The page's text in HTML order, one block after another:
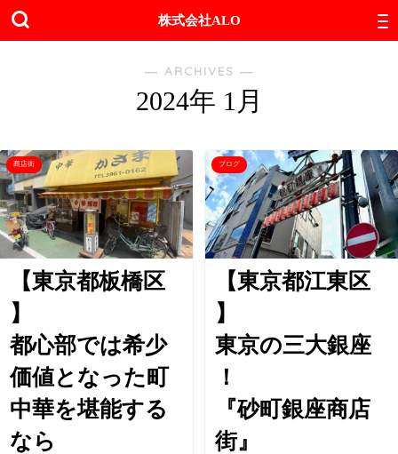
株式会社ALO
― ARCHIVES ―
2024年 1月
商店街
【東京都板橋区
】
都心部では希少
価値となった町
中華を堪能する
なら
ブログ
【東京都江東区
】
東京の三大銀座
！
『砂町銀座商店
街』